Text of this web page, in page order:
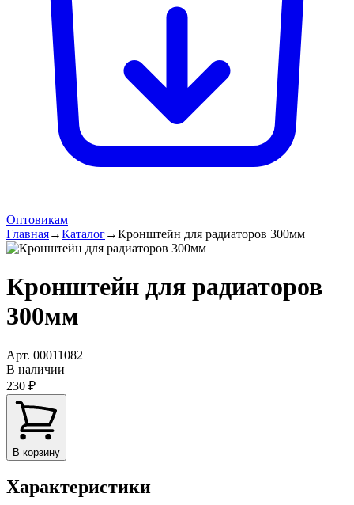
Оптовикам
Главная→Каталог→Кронштейн для радиаторов 300мм
Кронштейн для радиаторов
300мм
Арт. 00011082
В наличии
230 ₽
В корзину
Характеристики